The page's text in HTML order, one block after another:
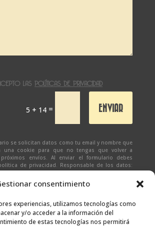
consentimiento
experiencias, utilizamos tecnologías como
y/o acceder a la información del
de estas tecnologías nos permitirá
LASPOLÍTICAS DE PRIVACIDAD
5 + 14 = ENVIAR
se solicitan datos como tu email y nombre que
una cookie para que no tengas que volver a
envíos. Al enviar el formulario debes
de privacidad. Responsable de los datos:
responder a solicitudes del formulario |
expreso | Destinatario:
sólo en cliente email) | Derechos: Tienes